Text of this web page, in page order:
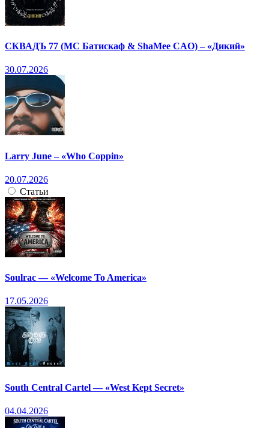
СКВАДЪ 77 (МС Батискаф & ShaMee CAO) – «Дикий»
30.07.2026
Larry June – «Who Coppin»
20.07.2026
Статьи
Soulrac — «Welcome To America»
17.05.2026
South Central Cartel — «West Kept Secret»
04.04.2026